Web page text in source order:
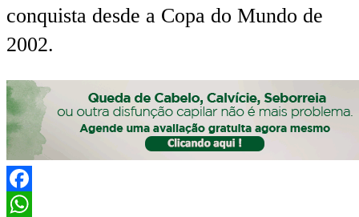
conquista desde a Copa do Mundo de
2002.
Facebook